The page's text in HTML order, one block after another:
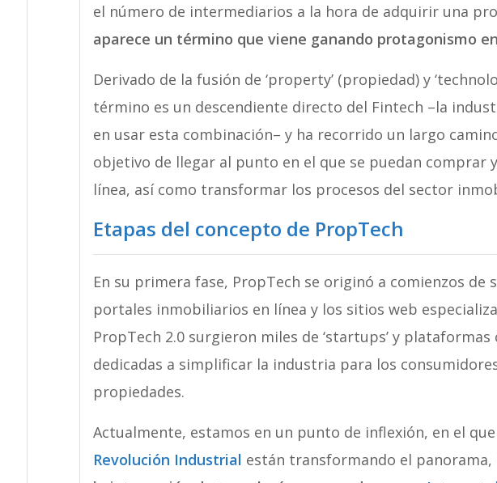
el número de intermediarios a la hora de adquirir una
aparece un término que viene ganando protagonismo
Derivado de la fusión de ‘property’ (propiedad) y
término es un descendiente directo del Fintech –la
en usar esta combinación– y ha recorrido un largo
objetivo de llegar al punto en el que se puedan comprar
línea, así como transformar los procesos del sector
Etapas del concepto de PropTech
En su primera fase, PropTech se originó a comienzos de
portales inmobiliarios en línea y los sitios web
PropTech 2.0 surgieron miles de ‘startups’ y
dedicadas a simplificar la industria para los
propiedades.
Actualmente, estamos en un punto de inflexión, en el
Revolución Industrial están transformando el panorama,